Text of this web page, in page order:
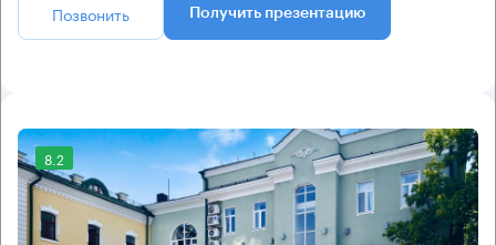
Позвонить Получить презентацию
8.2